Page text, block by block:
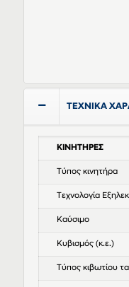
ΤΕΧΝΙΚΑ
ΚΙΝΗΤΗΡΕΣ
Τύπος κινητήρα
Τεχνολογία
Καύσιμο
Κυβισμός (κ.ε.)
Τύπος κιβωτίου